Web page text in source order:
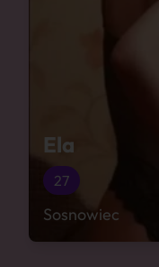
Ela
27
Sosnowiec